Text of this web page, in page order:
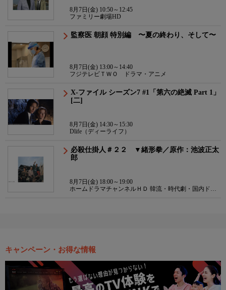
8月7日(金) 10:50～12:45
ファミリー劇場HD
監察医 朝顔 特別編 〜夏の終わり、そして〜
8月7日(金) 13:00～14:40
フジテレビＴＷＯ ドラマ・アニメ
X-ファイル シーズン7 #1「第六の絶滅 Part 1」
[二]
8月7日(金) 14:30～15:30
Dlife（ディーライフ）
必殺仕掛人＃２２ ▼緒形拳／原作：池波正太
郎
8月7日(金) 18:00～19:00
ホームドラマチャンネルＨＤ 韓流・時代劇・国内ドラ
キャンペーン・お得な情報